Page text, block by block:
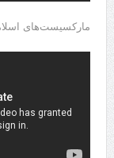
مارکسیست‌های